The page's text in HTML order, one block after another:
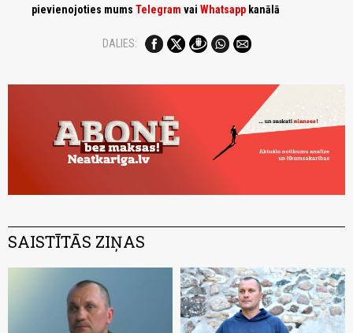
pievienojoties mums Telegram vai Whatsapp kanālā
DALIES:
SAISTĪTĀS ZIŅAS